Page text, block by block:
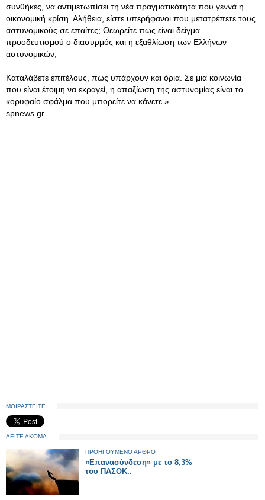
συνθήκες, να αντιμετωπίσει τη νέα πραγματικότητα που γεννά η
οικονομική κρίση. Αλήθεια, είστε υπερήφανοι που μετατρέπετε τους
αστυνομικούς σε επαίτες; Θεωρείτε πως είναι δείγμα
προοδευτισμού ο διασυρμός και η εξαθλίωση των Ελλήνων
αστυνομικών;
Καταλάβετε επιτέλους, πως υπάρχουν και όρια. Σε μια κοινωνία
που είναι έτοιμη να εκραγεί, η απαξίωση της αστυνομίας είναι το
κορυφαίο σφάλμα που μπορείτε να κάνετε.»
spnews.gr
ΜΟΙΡΑΣΤΕΙΤΕ
ΔΕΙΤΕ ΑΚΟΜΑ
ΠΡΟΗΓΟΥΜΕΝΟ ΑΡΘΡΟ
«Επανασύνδεση» με το 8,3%
του ΠΑΣΟΚ..